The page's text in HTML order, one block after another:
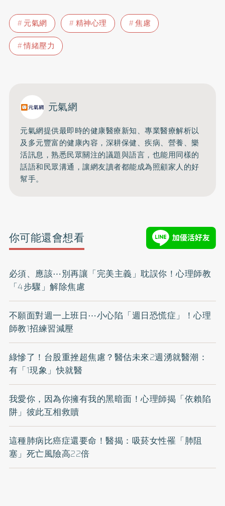
元氣網 精神心理
焦慮
情緒壓力
元氣網
元氣網提供最即時的健康醫療新知、專業醫療解析以
及多元豐富的健康內容，深耕保健、疾病、營養、樂
活訊息，熟悉民眾關注的議題與語言， 也能用同樣的
話語和民眾溝通，讓網友讀者都能成為照顧家人的好
幫手。
你可能還會想看
必須、應該⋯別再讓「完美主義」耽誤你！心理師教
「4步驟」解除焦慮
不願面對週一上班日⋯小心陷「週日恐慌症」！心理
師教1招練習減壓
綠慘了！台股重挫超焦慮？醫估未來2週湧就醫潮：
有「1現象」快就醫
我愛你，因為你擁有我的黑暗面！心理師揭「依賴陷
阱」彼此互相救贖
這種肺病比癌症還要命！醫揭：吸菸女性罹「肺阻
塞」死亡風險高22倍